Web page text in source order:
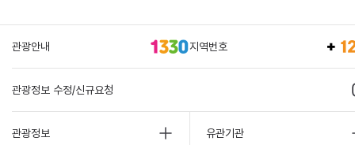
관광안내 지역번호
관광정보 수정/신규요청
관광정보 유관기관